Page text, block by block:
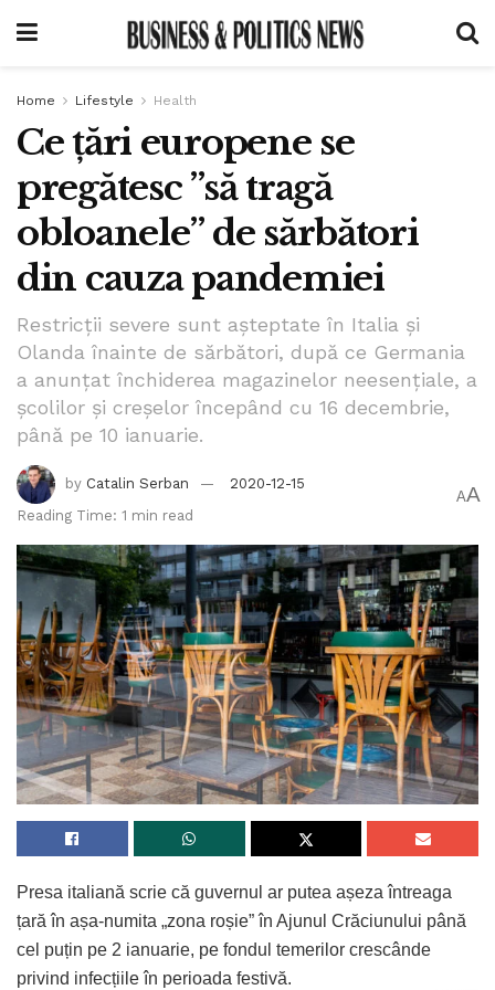
Home Lifestyle Health
Ce țări europene se
pregătesc ”să tragă
obloanele” de sărbători
din cauza pandemiei
Restricții severe sunt așteptate în Italia și
Olanda înainte de sărbători, după ce Germania
a anunțat închiderea magazinelor neesenţiale, a
şcolilor şi creşelor începând cu 16 decembrie,
până pe 10 ianuarie.
by Catalin Serban
2020-12-15
Reading Time: 1 min read
AA
Presa italiană scrie că guvernul ar putea așeza întreaga
țară în așa-numita „zona roșie” în Ajunul Crăciunului până
cel puțin pe 2 ianuarie, pe fondul temerilor crescânde
privind infecțiile în perioada festivă.